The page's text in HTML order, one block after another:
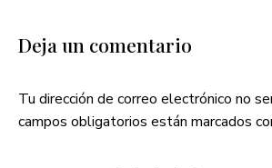
Deja un comentario
Tu dirección de correo electrónico no
campos obligatorios están marcados